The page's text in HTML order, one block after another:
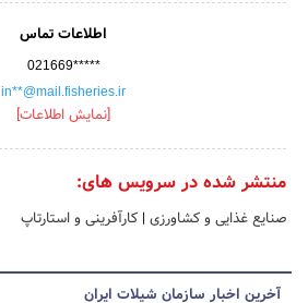
اطلاعات تماس
021669*****
in**@mail.fisheries.ir
[نمایش اطلاعات]
منتشر شده در سرویس های:
صنایع غذایی و کشاورزی | کارآفرینی و استارتاپ
آخرین اخبار سازمان شیلات ایران